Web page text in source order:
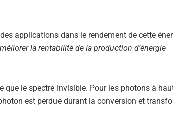
applications dans le rendement de cette
la rentabilité de la production d’énergie
le spectre invisible. Pour les photons à
est perdue durant la conversion et